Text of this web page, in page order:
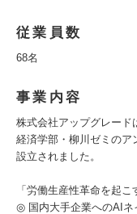
従業員数
68名
事業内容
株式会社アップグレード
経済学部・柳川ゼミのア
設立されました。
「労働生産性革命を起こ
◎ 国内大手企業へのAIネ